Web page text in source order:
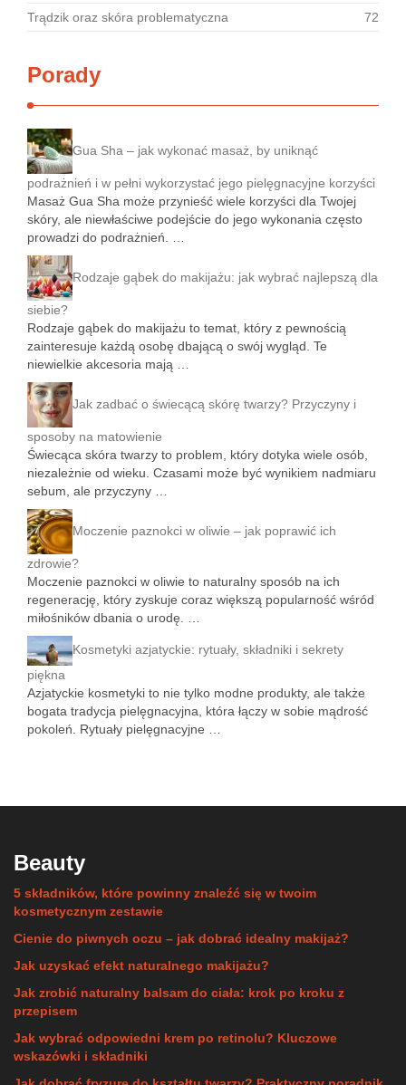
Trądzik oraz skóra problematyczna 72
Porady
Gua Sha – jak wykonać masaż, by uniknąć
podrażnień i w pełni wykorzystać jego pielęgnacyjne korzyści
Masaż Gua Sha może przynieść wiele korzyści dla Twojej
skóry, ale niewłaściwe podejście do jego wykonania często
prowadzi do podrażnień. …
Rodzaje gąbek do makijażu: jak wybrać najlepszą dla
siebie?
Rodzaje gąbek do makijażu to temat, który z pewnością
zainteresuje każdą osobę dbającą o swój wygląd. Te
niewielkie akcesoria mają …
Jak zadbać o świecącą skórę twarzy? Przyczyny i
sposoby na matowienie
Świecąca skóra twarzy to problem, który dotyka wiele osób,
niezależnie od wieku. Czasami może być wynikiem nadmiaru
sebum, ale przyczyny …
Moczenie paznokci w oliwie – jak poprawić ich
zdrowie?
Moczenie paznokci w oliwie to naturalny sposób na ich
regenerację, który zyskuje coraz większą popularność wśród
miłośników dbania o urodę. …
Kosmetyki azjatyckie: rytuały, składniki i sekrety
piękna
Azjatyckie kosmetyki to nie tylko modne produkty, ale także
bogata tradycja pielęgnacyjna, która łączy w sobie mądrość
pokoleń. Rytuały pielęgnacyjne …
Beauty
5 składników, które powinny znaleźć się w twoim
kosmetycznym zestawie
Cienie do piwnych oczu – jak dobrać idealny makijaż?
Jak uzyskać efekt naturalnego makijażu?
Jak zrobić naturalny balsam do ciała: krok po kroku z
przepisem
Jak wybrać odpowiedni krem po retinolu? Kluczowe
wskazówki i składniki